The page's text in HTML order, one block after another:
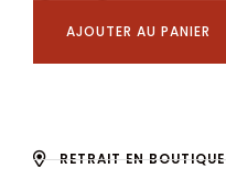
AJOUTER AU PANIER
RETRAIT EN BOUTIQUE